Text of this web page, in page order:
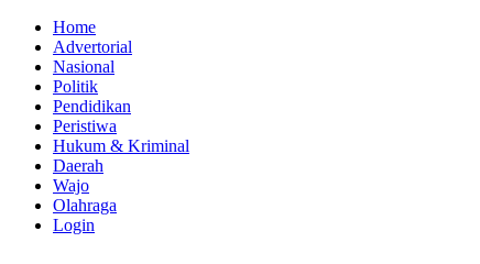
Home
Advertorial
Nasional
Politik
Pendidikan
Peristiwa
Hukum & Kriminal
Daerah
Wajo
Olahraga
Login